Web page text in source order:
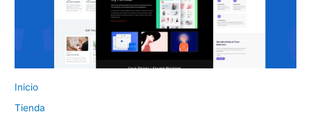
Inicio
Tienda